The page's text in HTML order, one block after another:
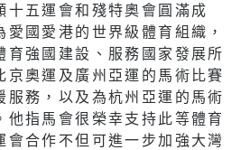
十五運會和殘特奧會圓滿成
國愛港的世界級體育組織，
育強國建設、服務國家發展所
京奧運及廣州亞運的馬術比賽
服務，以及為杭州亞運的馬術
他指馬會很榮幸支持此等體育
會合作不但可進一步加強大灣